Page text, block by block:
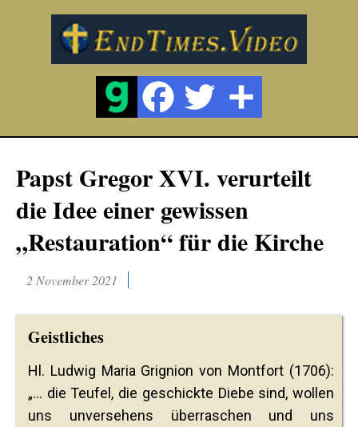
Papst Gregor XVI. verurteilt
die Idee einer gewissen
„Restauration“ für die Kirche
2 November 2021
Geistliches
Hl. Ludwig Maria Grignion von Montfort (1706):
„... die Teufel, die geschickte Diebe sind, wollen
uns unversehens überraschen und uns